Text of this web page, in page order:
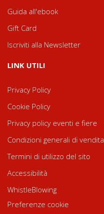
Guida all'ebook
Gift Card
Iscriviti alla Newsletter
LINK UTILI
Privacy Policy
Cookie Policy
Privacy policy eventi e fiere
Condizioni generali di vendita
Termini di utilizzo del sito
Accessibilità
WhistleBlowing
Preferenze cookie